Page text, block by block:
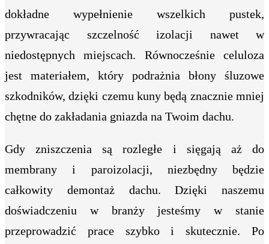
dokładne wypełnienie wszelkich pustek,
przywracając szczelność izolacji nawet w
niedostępnych miejscach. Równocześnie celuloza
jest materiałem, który podrażnia błony śluzowe
szkodników, dzięki czemu kuny będą znacznie mniej
chętne do zakładania gniazda na Twoim dachu.
Gdy zniszczenia są rozległe i sięgają aż do
membrany i paroizolacji, niezbędny będzie
całkowity demontaż dachu. Dzięki naszemu
doświadczeniu w branży jesteśmy w stanie
przeprowadzić prace szybko i skutecznie. Po